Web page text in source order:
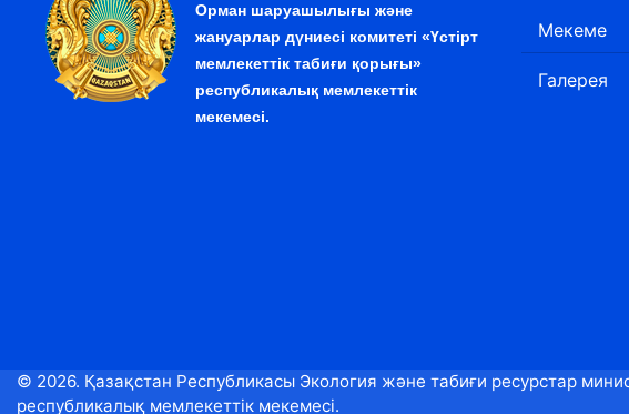
Орман шаруашылығы және
жануарлар дүниесі комитеті «Үстірт
мемлекеттік табиғи қорығы»
республикалық мемлекеттік
мекемесі.
Мекеме
Галерея
© 2026. Қазақстан Республикасы Экология және табиғи ресурстар
республикалық мемлекеттік мекемесі.